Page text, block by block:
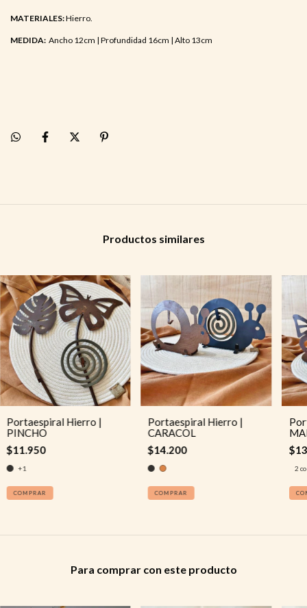
MATERIALES:Hierro.
MEDIDA: Ancho 12cm | Profundidad 16cm | Alto 13cm
Productos similares
Portaespiral Hierro |
PINCHO
$11.950
+1
COMPRAR
Portaespiral Hierro |
CARACOL
$14.200
COMPRAR
2
Para comprar con este producto